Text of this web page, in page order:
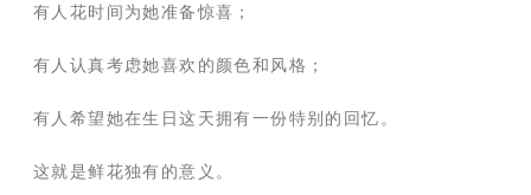
有人花时间为她准备惊喜；
有人认真考虑她喜欢的颜色和风格；
有人希望她在生日这天拥有一份特别的回忆。
这就是鲜花独有的意义。